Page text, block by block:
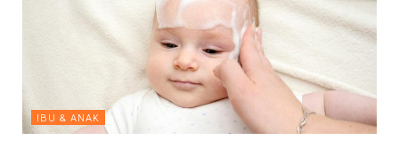
IBU & ANAK